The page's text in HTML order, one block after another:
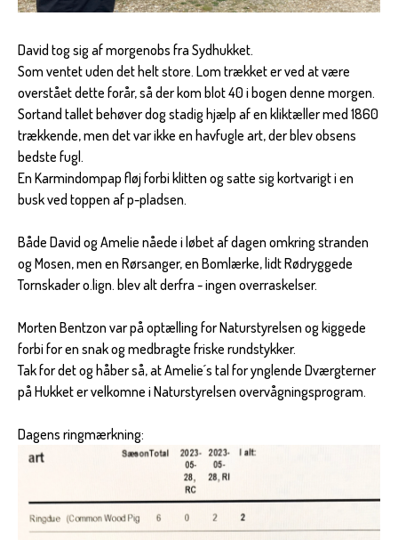
David tog sig af morgenobs fra Sydhukket.
Som ventet uden det helt store. Lom trækket er ved at være
overstået dette forår, så der kom blot 40 i bogen denne morgen.
Sortand tallet behøver dog stadig hjælp af en kliktæller med 1860
trækkende, men det var ikke en havfugle art, der blev obsens
bedste fugl.
En Karmindompap fløj forbi klitten og satte sig kortvarigt i en
busk ved toppen af p-pladsen.
Både David og Amelie nåede i løbet af dagen omkring stranden
og Mosen, men en Rørsanger, en Bomlærke, lidt Rødryggede
Tornskader o.lign. blev alt derfra - ingen overraskelser.
Morten Bentzon var på optælling for Naturstyrelsen og kiggede
forbi for en snak og medbragte friske rundstykker.
Tak for det og håber så, at Amelie´s tal for ynglende Dværgterner
på Hukket er velkomne i Naturstyrelsen overvågningsprogram.
Dagens ringmærkning: